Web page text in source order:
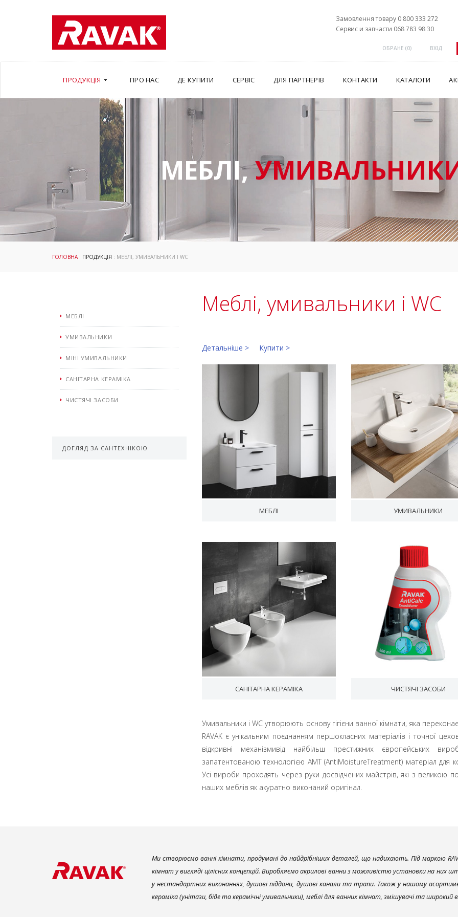
Замовлення товару 0 800 333 272
Сервис и запчасти 068 783 98 30
ОБРАНЕ (0) ВХІД
ПРОДУКЦІЯ ПРО НАС ДЕ КУПИТИ СЕРВІС ДЛЯ ПАРТНЕРІВ КОНТАКТИ КАТАЛОГИ
МЕБЛІ,УМИВАЛЬНИКИ
ГОЛОВНА: ПРОДУКЦІЯ : МЕБЛІ, УМИВАЛЬНИКИ І WC
МЕБЛІ
УМИВАЛЬНИКИ
МІНІ УМИВАЛЬНИКИ
САНІТАРНА КЕРАМІКА
ЧИСТЯЧІ ЗАСОБИ
ДОГЛЯД ЗА САНТЕХНІКОЮ
Меблі, умивальники і WC
Детальніше > Купити >
МЕБЛІ УМИВАЛЬНИКИ
САНІТАРНА КЕРАМІКА ЧИСТЯЧІ ЗАСОБИ
Умивальники і WC утворюють основу гігієни ванної кімнати, яка
RAVAK є унікальним поєднанням першокласних матеріалів і точної
відкривні механізмивід найбільш престижних європейських
запатентованою технологією AMT (AntiMoistureTreatment) матеріал для
Усі вироби проходять через руки досвідчених майстрів, які з великою
наших меблів як акуратно виконаний оригінал.
Ми створюємо ванні кімнати, продумані до найдрібніших деталей, що надихають. Під маркою
кімнат у вигляді цілісних концепцій. Виробляємо акрилові ванни з можливістю установки на них
у нестандартних виконаннях, душові піддони, душові канали та трапи. Також у нашому
кераміка (унітази, біде та керамічні умивальники), меблі для ванних кімнат, змішувачі та широкий